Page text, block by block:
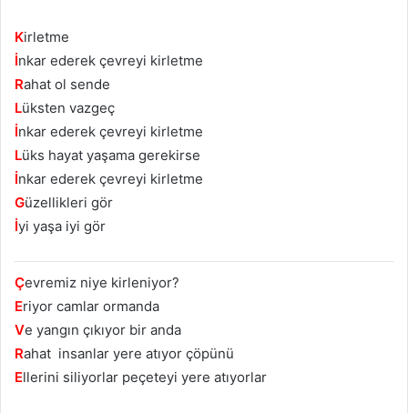
Kirletme
İnkar ederek çevreyi kirletme
Rahat ol sende
Lüksten vazgeç
İnkar ederek çevreyi kirletme
Lüks hayat yaşama gerekirse
İnkar ederek çevreyi kirletme
Güzellikleri gör
İyi yaşa iyi gör
Çevremiz niye kirleniyor?
Eriyor camlar ormanda
Ve yangın çıkıyor bir anda
Rahat insanlar yere atıyor çöpünü
Ellerini siliyorlar peçeteyi yere atıyorlar